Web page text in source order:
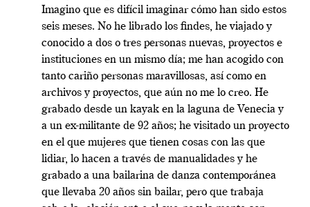
Imagino que es difícil imaginar cómo han sido estos
seis meses. No he librado los findes, he viajado y
conocido a dos o tres personas nuevas, proyectos e
instituciones en un mismo día; me han acogido con
tanto cariño personas maravillosas, así como en
archivos y proyectos, que aún no me lo creo. He
grabado desde un kayak en la laguna de Venecia y
a un ex-militante de 92 años; he visitado un proyecto
en el que mujeres que tienen cosas con las que
lidiar, lo hacen a través de manualidades y he
grabado a una bailarina de danza contemporánea
que llevaba 20 años sin bailar, pero que trabaja